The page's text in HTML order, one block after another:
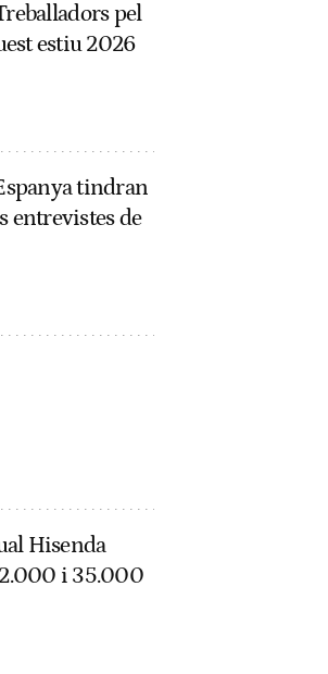
pel
estiu 2026
tindran
entrevistes de
Hisenda
i 35.000